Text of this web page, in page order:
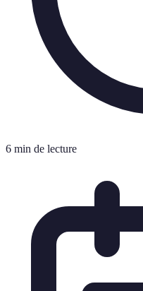
6 min de lecture